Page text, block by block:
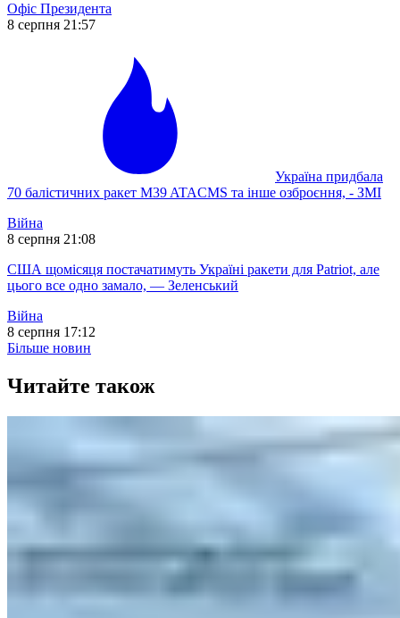
Офіс Президента
8 серпня 21:57
Україна придбала
70 балістичних ракет M39 ATACMS та інше озброєння, - ЗМІ
Війна
8 серпня 21:08
США щомісяця постачатимуть Україні ракети для Patriot, але
цього все одно замало, — Зеленський
Війна
8 серпня 17:12
Більше новин
Читайте також